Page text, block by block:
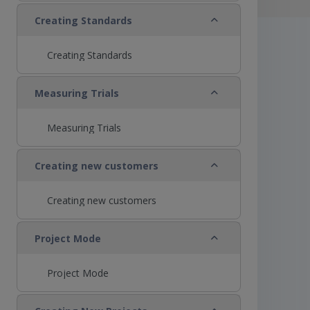
Creating Standards Colapsar
Creating Standards
Measuring Trials Colapsar
Measuring Trials
Creating new customers Colapsar
Creating new customers
Project Mode Colapsar
Project Mode